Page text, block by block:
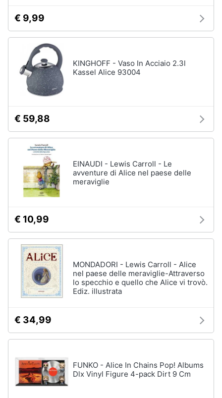
infanzia
Fotografia
Casalinghi
Abbigliamento
Sport
Animali
Motori
cd
dvd
Festività
e
ricorrenze
Servizi
Assistenza
clienti
Cd
musicali
Colonne
Musicali
Musica
Leggera
Jazz
Vedi
Personaggi
Me
contro
Te
Sean
connery
Barbara
D'Urso
€ 9,99
KINGHOFF - Vaso In Acciaio 2.3l
Kassel Alice 93004
€ 59,88
EINAUDI - Lewis Carroll - Le
avventure di Alice nel paese delle
meraviglie
€ 10,99
MONDADORI - Lewis Carroll - Alice
nel paese delle meraviglie-Attraverso
lo specchio e quello che Alice vi trovò.
Ediz. illustrata
€ 34,99
FUNKO - Alice In Chains Pop! Albums
Dlx Vinyl Figure 4-pack Dirt 9 Cm